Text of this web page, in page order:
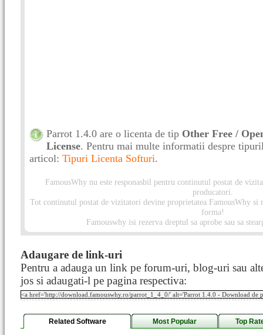
Parrot 1.4.0 are o licenta de tip Other Free /
License. Pentru mai multe informatii despre
articol: Tipuri Licenta Softuri.
FamousWhy nu este responasbil pentru continutul postat de
producatori.
Tot continutul postat de vizitatori devine proprietatea FamousWhy
forma!
Famouswhy isi rezerva dreptul sa aprobe sau sa
Adaugare de link-uri
Pentru a adauga un link pe forum-uri, blog-uri sau
jos si adaugati-l pe pagina respectiva:
Related Software Most Popular Top